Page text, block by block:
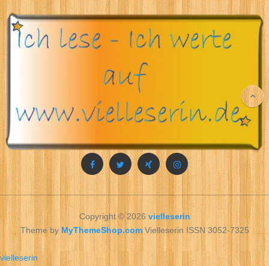
Copyright © 2026vielleserin
Theme by MyThemeShop.comVielleserin ISSN 3052-7325
vielleserin